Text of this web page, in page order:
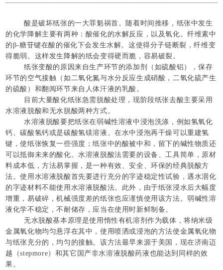
酸是破坏纸张的一大罪魁祸首。随着时间推移，纸张中发生
的化学降解主要有两种：酸催化的水解反应，以及氧化。纤维素中
的β-糖苷键在酸的催化下会发生水解。这使得分子链断裂，纤维变
得脆弱。这样发生降解的纸会变得硬而脆，容易破裂。
纸张变酸的原因来自生产环节的添加剂（如硫酸铝），保存
环节的空气接触（如二氧化氮与水分反应生成硝酸，二氧化硫产生
的硫酸）和翻阅环节来自人体汗液的乳酸。
目前大量酸化纸张急需脱酸处理，现阶段纸张去酸主要采用
水溶液脱酸和无水脱酸两种方式。
水溶液脱酸要把纸张在弱碱性溶液中浸泡洗涤，例如氢氧化
钙、碳酸氢钙或是碳酸氢镁溶液。在水中浸泡再干燥可以重建氢
键，使纸张恢复一些强度；纸张中的酸被中和，留下的碱性物质还
可以抵御未来的酸化。水溶液脱酸法需要的设备、工具简单，原材
料成本低，方法易掌握，是一种有效、安全、环保的经典脱酸方
法。使用水溶液脱酸首先要进行充分的字迹稳定性试验，遇水洇化
的字迹材料不能使用水溶液脱酸法。此外，由于纸张浸水后大幅度
增重，易破碎，机械强度差的纸张也应谨慎使用该方法。弱碱性溶
液化学不稳定，不耐储存，应当在使用时新鲜制备。
无水脱酸基本原理是使用惰性有机溶剂作为载体，将纳米级
金属氧化物均匀悬浮在其中，使用喷洒或浸泡的方法使金属氧化物
与纸张充分的，均匀的接触。该方法最早来源于美国，现在济南迈
越（stepmore）和其它国产非水溶液脱酸药液也能达到同样的效
果。